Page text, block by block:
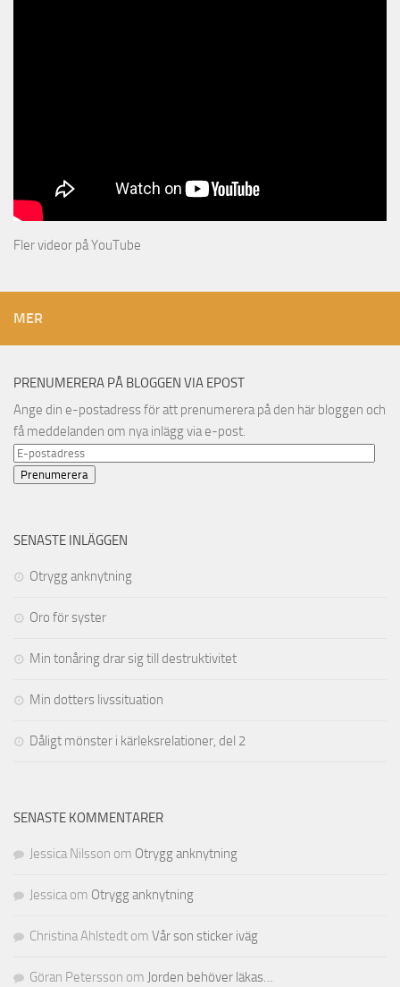
Fler videor på YouTube
MER
PRENUMERERA PÅ BLOGGEN VIA EPOST
Ange din e-postadress för att prenumerera på den här bloggen och
få meddelanden om nya inlägg via e-post.
E-
postadress
Prenumerera
SENASTE INLÄGGEN
Otrygg anknytning
Oro för syster
Min tonåring drar sig till destruktivitet
Min dotters livssituation
Dåligt mönster i kärleksrelationer, del 2
SENASTE KOMMENTARER
Jessica Nilsson om Otrygg anknytning
Jessica om Otrygg anknytning
Christina Ahlstedt om Vår son sticker iväg
Göran Petersson om Jorden behöver läkas…